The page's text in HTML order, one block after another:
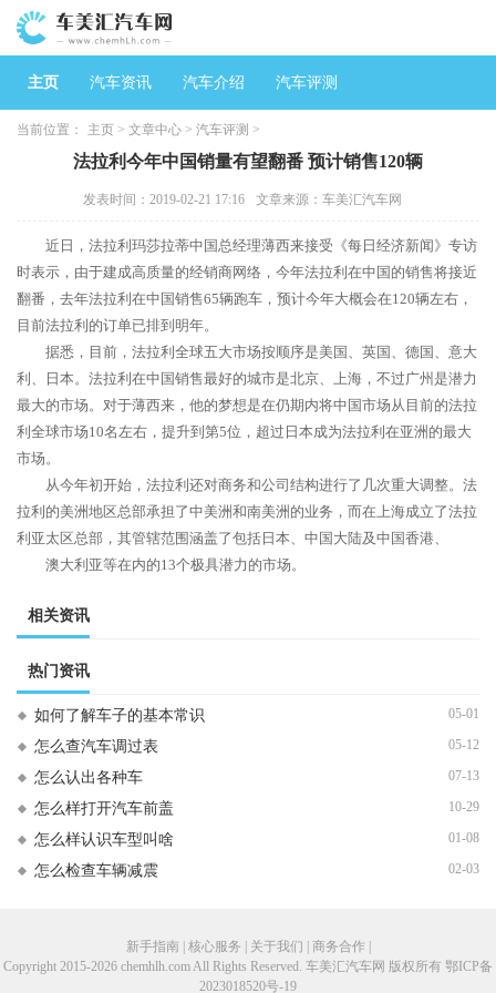
主页 汽车资讯 汽车介绍 汽车评测
当前位置： 主页 > 文章中心 > 汽车评测 >
法拉利今年中国销量有望翻番 预计销售120辆
发表时间：2019-02-21 17:16 文章来源：车美汇汽车网
近日，法拉利玛莎拉蒂中国总经理薄西来接受《每日经济新闻》专访
时表示，由于建成高质量的经销商网络，今年法拉利在中国的销售将接近
翻番，去年法拉利在中国销售65辆跑车，预计今年大概会在120辆左右，
目前法拉利的订单已排到明年。
据悉，目前，法拉利全球五大市场按顺序是美国、英国、德国、意大
利、日本。法拉利在中国销售最好的城市是北京、上海，不过广州是潜力
最大的市场。对于薄西来，他的梦想是在仍期内将中国市场从目前的法拉
利全球市场10名左右，提升到第5位，超过日本成为法拉利在亚洲的最大
市场。
从今年初开始，法拉利还对商务和公司结构进行了几次重大调整。法
拉利的美洲地区总部承担了中美洲和南美洲的业务，而在上海成立了法拉
利亚太区总部，其管辖范围涵盖了包括日本、中国大陆及中国香港、
澳大利亚等在内的13个极具潜力的市场。
相关资讯
热门资讯
如何了解车子的基本常识 05-01
怎么查汽车调过表 05-12
怎么认出各种车 07-13
怎么样打开汽车前盖 10-29
怎么样认识车型叫啥 01-08
怎么检查车辆减震 02-03
新手指南 | 核心服务 | 关于我们 | 商务合作 |
Copyright 2015-2026 chemhlh.com All Rights Reserved. 车美汇汽车网 版权所有 鄂ICP备
2023018520号-19